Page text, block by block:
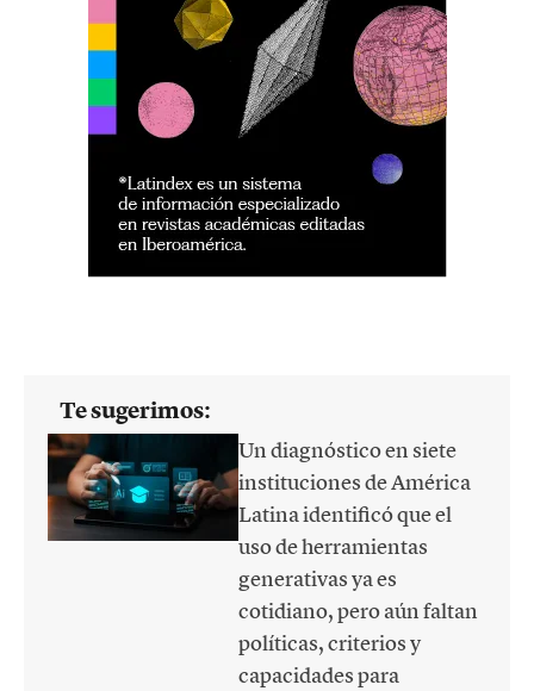
Te sugerimos:
Un diagnóstico en siete
instituciones de América
Latina identificó que el
uso de herramientas
generativas ya es
cotidiano, pero aún faltan
políticas, criterios y
capacidades para